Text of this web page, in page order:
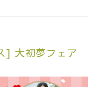
] 大初夢フェア